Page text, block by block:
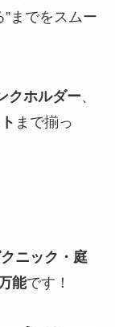
”までをスムー
クホルダー、
まで揃っ
ニック・庭
能です！